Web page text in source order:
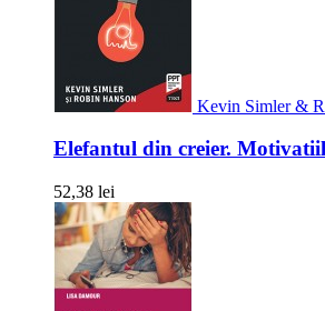
Kevin Simler &
Elefantul din creier.
52,38 lei